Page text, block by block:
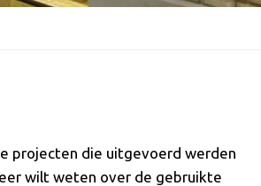
projecten die uitgevoerd werden
wilt weten over de gebruikte